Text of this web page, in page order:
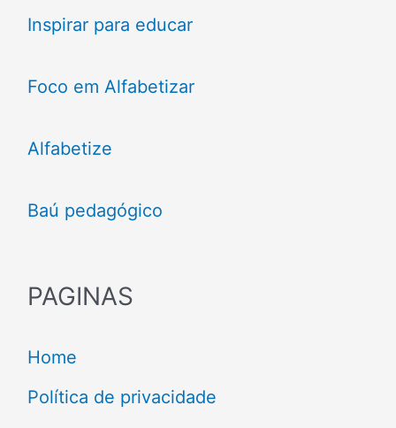
Inspirar para educar
Foco em Alfabetizar
Alfabetize
Baú pedagógico
PAGINAS
Home
Política de privacidade